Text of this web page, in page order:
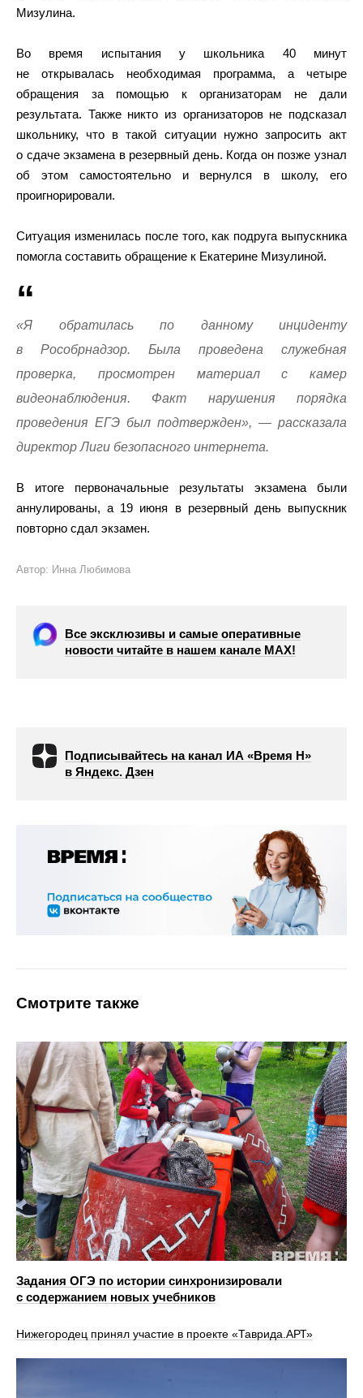
Мизулина.
Во время испытания у школьника 40 минут
не открывалась необходимая программа, а четыре
обращения за помощью к организаторам не дали
результата. Также никто из организаторов не подсказал
школьнику, что в такой ситуации нужно запросить акт
о сдаче экзамена в резервный день. Когда он позже узнал
об этом самостоятельно и вернулся в школу, его
проигнорировали.
Ситуация изменилась после того, как подруга выпускника
помогла составить обращение к Екатерине Мизулиной.
«Я обратилась по данному инциденту
в Рособрнадзор. Была проведена служебная
проверка, просмотрен материал с камер
видеонаблюдения. Факт нарушения порядка
проведения ЕГЭ был подтвержден», — рассказала
директор Лиги безопасного интернета.
В итоге первоначальные результаты экзамена были
аннулированы, а 19 июня в резервный день выпускник
повторно сдал экзамен.
Автор: Инна Любимова
Все эксклюзивы и самые оперативные
новости читайте в нашем канале МАХ!
Подписывайтесь на канал ИА «Время Н»
в Яндекс. Дзен
Смотрите также
Задания ОГЭ по истории синхронизировали
с содержанием новых учебников
Нижегородец принял участие в проекте «Таврида.АРТ»